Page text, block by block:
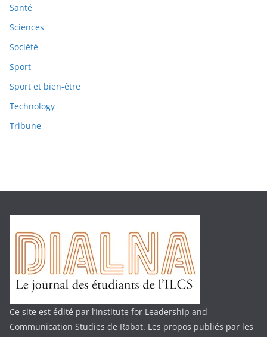
Santé
Sciences
Société
Sport
Sport et bien-être
Technology
Tribune
Ce site est édité par l’Institute for Leadership and
Communication Studies de Rabat. Les propos publiés par les